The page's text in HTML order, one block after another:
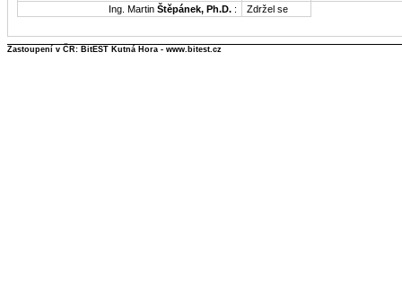
Ing. Martin Štěpánek, Ph.D. : Zdržel se
Zastoupení v ČR: BitEST Kutná Hora - www.bitest.cz